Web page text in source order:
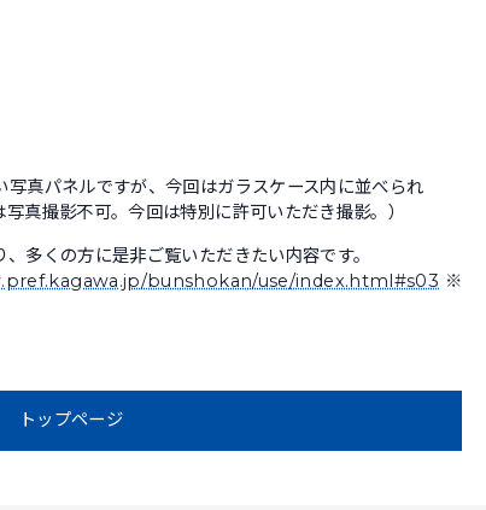
真パネルですが、今回はガラスケース内に並べられ
真撮影不可。今回は特別に許可いただき撮影。）
多くの方に是非ご覧いただきたい内容です。
bunshokan/use/index.html#s03 ※
トップページ